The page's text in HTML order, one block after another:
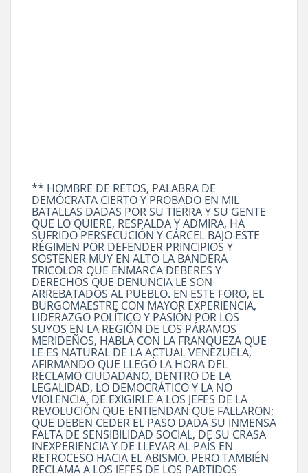
** HOMBRE DE RETOS, PALABRA DE
DEMÓCRATA CIERTO Y PROBADO EN MIL
BATALLAS DADAS POR SU TIERRA Y SU GENTE
QUE LO QUIERE, RESPALDA Y ADMIRA, HA
SUFRIDO PERSECUCIÓN Y CÁRCEL BAJO ESTE
RÉGIMEN POR DEFENDER PRINCIPIOS Y
SOSTENER MUY EN ALTO LA BANDERA
TRICOLOR QUE ENMARCA DEBERES Y
DERECHOS QUE DENUNCIA LE SON
ARREBATADOS AL PUEBLO. EN ESTE FORO, EL
BURGOMAESTRE CON MAYOR EXPERIENCIA,
LIDERAZGO POLÍTICO Y PASIÓN POR LOS
SUYOS EN LA REGIÓN DE LOS PÁRAMOS
MERIDEÑOS, HABLA CON LA FRANQUEZA QUE
LE ES NATURAL DE LA ACTUAL VENEZUELA,
AFIRMANDO QUE LLEGÓ LA HORA DEL
RECLAMO CIUDADANO, DENTRO DE LA
LEGALIDAD, LO DEMOCRÁTICO Y LA NO
VIOLENCIA, DE EXIGIRLE A LOS JEFES DE LA
REVOLUCIÓN QUE ENTIENDAN QUE FALLARON;
QUE DEBEN CEDER EL PASO DADA SU INMENSA
FALTA DE SENSIBILIDAD SOCIAL, DE SU CRASA
INEXPERIENCIA Y DE LLEVAR AL PAÍS EN
RETROCESO HACIA EL ABISMO. PERO TAMBIÉN
RECLAMA A LOS JEFES DE LOS PARTIDOS